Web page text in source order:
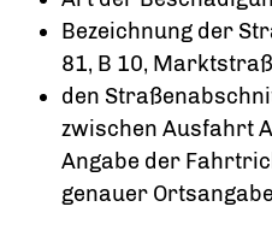
Bezeichnung der
81, B 10,
den
zwischen Ausfahrt
Angabe der
genauer Ortsangabe